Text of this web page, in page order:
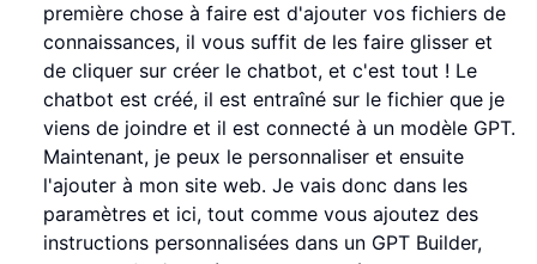
première chose à faire est d'ajouter vos fichiers de
connaissances, il vous suffit de les faire glisser et
de cliquer sur créer le chatbot, et c'est tout ! Le
chatbot est créé, il est entraîné sur le fichier que je
viens de joindre et il est connecté à un modèle GPT.
Maintenant, je peux le personnaliser et ensuite
l'ajouter à mon site web. Je vais donc dans les
paramètres et ici, tout comme vous ajoutez des
instructions personnalisées dans un GPT Builder,